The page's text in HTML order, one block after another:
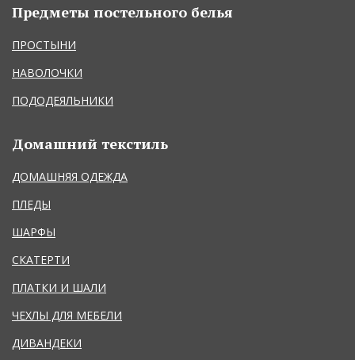
Предметы постельного белья
ПРОСТЫНИ
НАВОЛОЧКИ
ПОДОДЕЯЛЬНИКИ
Домашний текстиль
ДОМАШНЯЯ ОДЕЖДА
ПЛЕДЫ
ШАРФЫ
СКАТЕРТИ
ПЛАТКИ И ШАЛИ
ЧЕХЛЫ ДЛЯ МЕБЕЛИ
ДИВАНДЕКИ